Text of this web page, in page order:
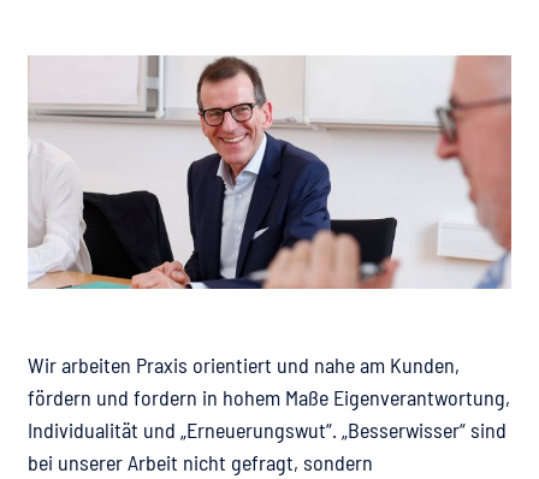
Wir arbeiten Praxis orientiert und nahe am Kunden,
fördern und fordern in hohem Maße Eigenverantwortung,
Individualität und „Erneuerungswut“. „Besserwisser“ sind
bei unserer Arbeit nicht gefragt, sondern